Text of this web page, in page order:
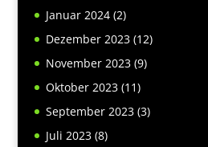
Januar 2024(2)
Dezember 2023(12)
November 2023(9)
Oktober 2023(11)
September 2023(3)
Juli 2023(8)